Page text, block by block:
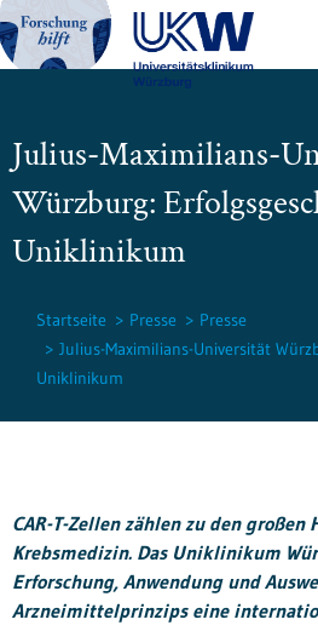
Julius-Maximilians-
Würzburg:
Uniklinikum
Startseite Presse
Presse
Julius-Maximilians-Universität
Uniklinikum
CAR-T-Zellen zählen zu den
Krebsmedizin. Das Uniklinikum
Erforschung, Anwendung und
Arzneimittelprinzips eine